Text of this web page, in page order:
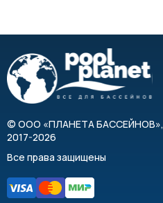
Габаритные размеры
© ООО «ПЛАНЕТА БАССЕЙНОВ»,
2017-2026
Все права защищены